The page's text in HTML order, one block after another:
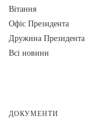
Вiтання
Офіс Президента
Дружина Президента
Всі новини
ДОКУМЕНТИ